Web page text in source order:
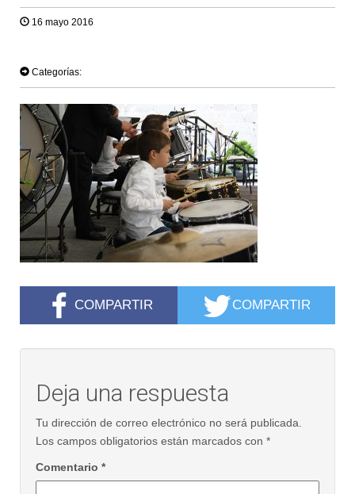
16 mayo 2016
Categorías:
COMPARTIR COMPARTIR
Deja una respuesta
Tu dirección de correo electrónico no será publicada.
Los campos obligatorios están marcados con *
Comentario *